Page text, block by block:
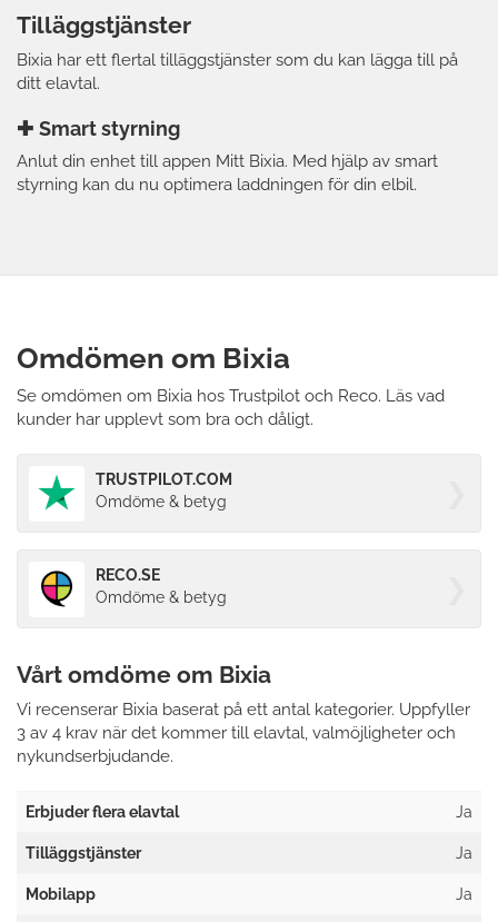
Tilläggstjänster
Bixia har ett flertal tilläggstjänster som du kan lägga till på
ditt elavtal.
Smart styrning
Anlut din enhet till appen Mitt Bixia. Med hjälp av smart
styrning kan du nu optimera laddningen för din elbil.
Omdömen om Bixia
Se omdömen om Bixia hos Trustpilot och Reco. Läs vad
kunder har upplevt som bra och dåligt.
TRUSTPILOT.COM
Omdöme & betyg
RECO.SE
Omdöme & betyg
Vårt omdöme om Bixia
Vi recenserar Bixia baserat på ett antal kategorier. Uppfyller
3 av 4 krav när det kommer till elavtal, valmöjligheter och
nykundserbjudande.
Erbjuder flera elavtal Ja
Tilläggstjänster Ja
Mobilapp Ja